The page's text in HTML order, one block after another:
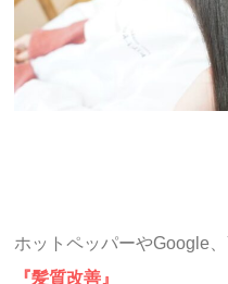
ホットペッパーやGoogle
『髪質改善』